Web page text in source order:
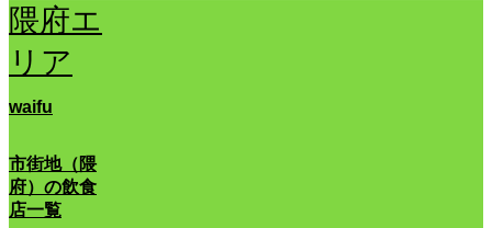
隈府エ
リア
waifu
市街地（隈
府）の飲食
店一覧